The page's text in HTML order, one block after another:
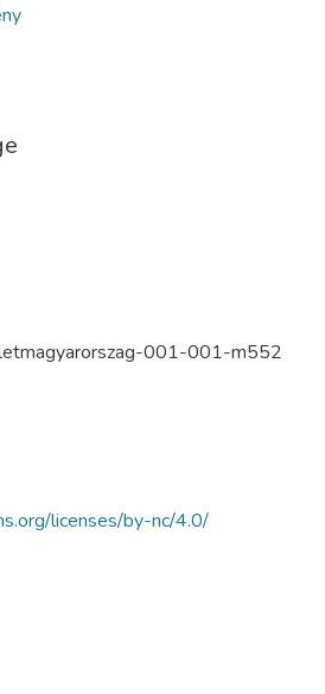
001-001-m552
licenses/by-nc/4.0/